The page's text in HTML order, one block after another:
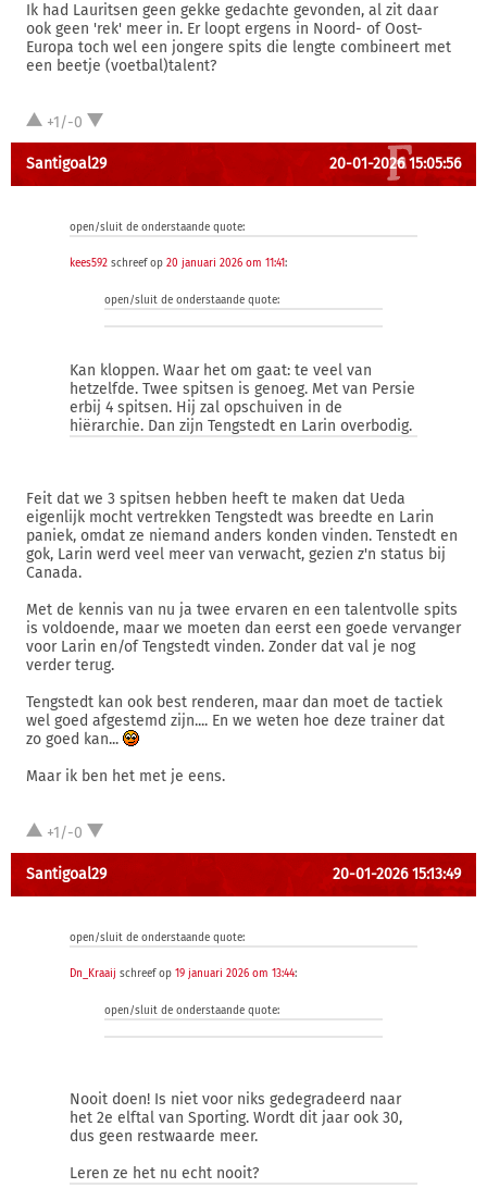
Ik had Lauritsen geen gekke gedachte gevonden, al zit daar
ook geen 'rek' meer in. Er loopt ergens in Noord- of Oost-
Europa toch wel een jongere spits die lengte combineert met
een beetje (voetbal)talent?
+1/-0
Santigoal29 20-01-2026 15:05:56
open/sluit de onderstaande quote:
kees592 schreef op 20 januari 2026 om 11:41:
open/sluit de onderstaande quote:
Kan kloppen. Waar het om gaat: te veel van
hetzelfde. Twee spitsen is genoeg. Met van Persie
erbij 4 spitsen. Hij zal opschuiven in de
hiërarchie. Dan zijn Tengstedt en Larin overbodig.
Feit dat we 3 spitsen hebben heeft te maken dat Ueda
eigenlijk mocht vertrekken Tengstedt was breedte en Larin
paniek, omdat ze niemand anders konden vinden. Tenstedt en
gok, Larin werd veel meer van verwacht, gezien z'n status bij
Canada.
Met de kennis van nu ja twee ervaren en een talentvolle spits
is voldoende, maar we moeten dan eerst een goede vervanger
voor Larin en/of Tengstedt vinden. Zonder dat val je nog
verder terug.
Tengstedt kan ook best renderen, maar dan moet de tactiek
wel goed afgestemd zijn.... En we weten hoe deze trainer dat
zo goed kan...
Maar ik ben het met je eens.
+1/-0
Santigoal29 20-01-2026 15:13:49
open/sluit de onderstaande quote:
Dn_Kraaij schreef op 19 januari 2026 om 13:44:
open/sluit de onderstaande quote:
Nooit doen! Is niet voor niks gedegradeerd naar
het 2e elftal van Sporting. Wordt dit jaar ook 30,
dus geen restwaarde meer.
Leren ze het nu echt nooit?